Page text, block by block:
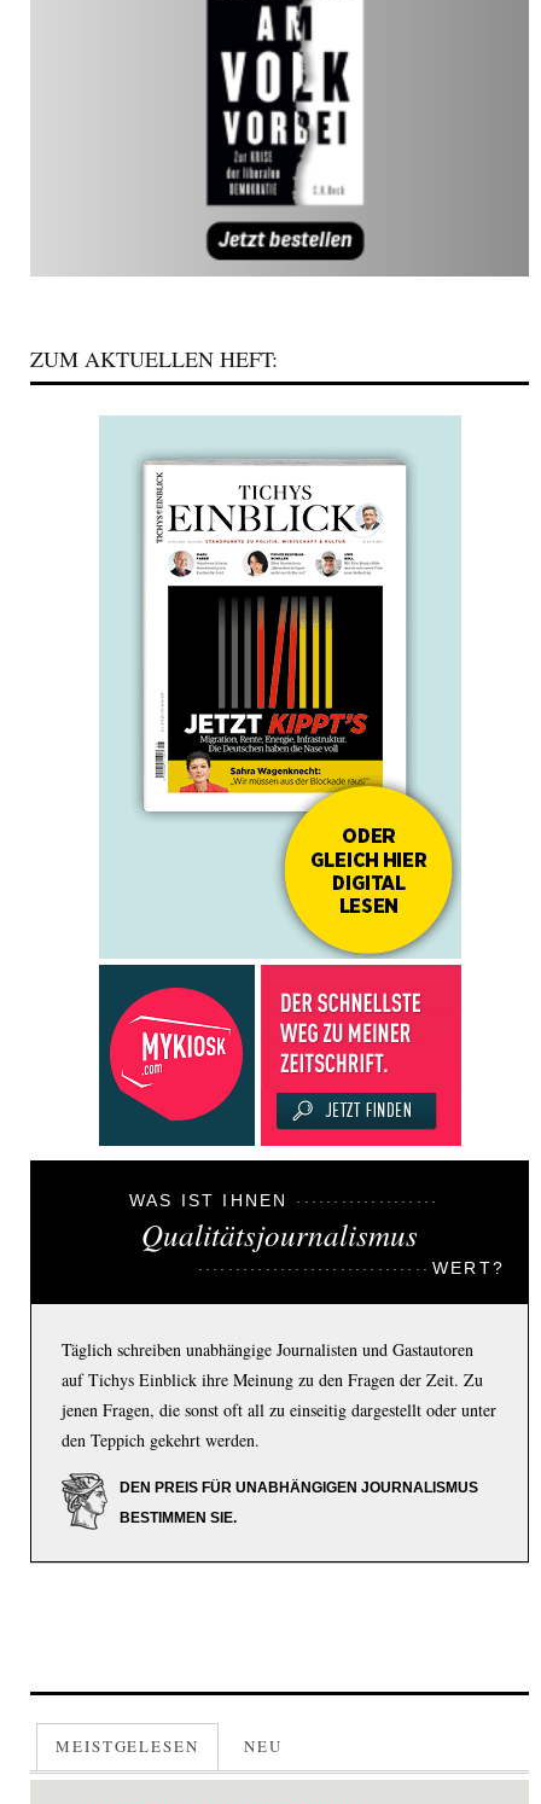
ZUM AKTUELLEN HEFT:
WAS IST IHNEN
Qualitätsjournalismus
WERT?
Täglich schreiben unabhängige Journalisten und Gastautoren
auf Tichys Einblick ihre Meinung zu den Fragen der Zeit. Zu
jenen Fragen, die sonst oft all zu einseitig dargestellt oder unter
den Teppich gekehrt werden.
DEN PREIS FÜR UNABHÄNGIGEN JOURNALISMUS
BESTIMMEN SIE.
MEISTGELESEN NEU